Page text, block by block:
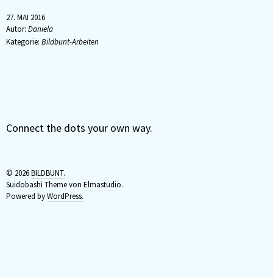
27. MAI 2016
Autor: Daniela
Kategorie: Bildbunt-Arbeiten
Connect the dots your own way.
© 2026BILDBUNT.
Suidobashi Theme von Elmastudio.
Powered byWordPress.